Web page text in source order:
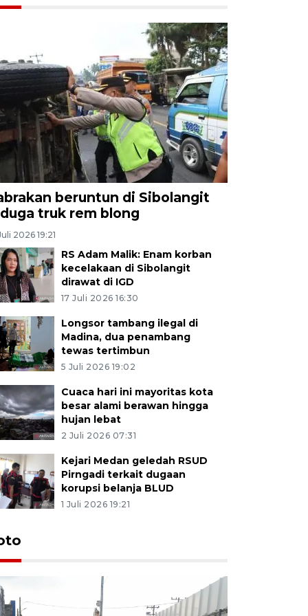
beruntun di Sibolangit
truk rem blong
2026 19:21
RS Adam Malik: Enam korban
kecelakaan di Sibolangit
dirawat di IGD
17 Juli 2026 16:30
Longsor tambang ilegal di
Madina, dua penambang
tewas tertimbun
5 Juli 2026 19:02
Cuaca hari ini mayoritas kota
besar alami berawan hingga
hujan lebat
2 Juli 2026 07:31
Kejari Medan geledah RSUD
Pirngadi terkait dugaan
korupsi belanja BLUD
1 Juli 2026 19:21